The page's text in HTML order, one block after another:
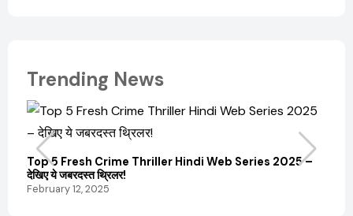
Trending News
Top 5 Fresh Crime Thriller Hindi Web Series 2025 –
देखिए ये जबरदस्त थ्रिलर!
February 12, 2025